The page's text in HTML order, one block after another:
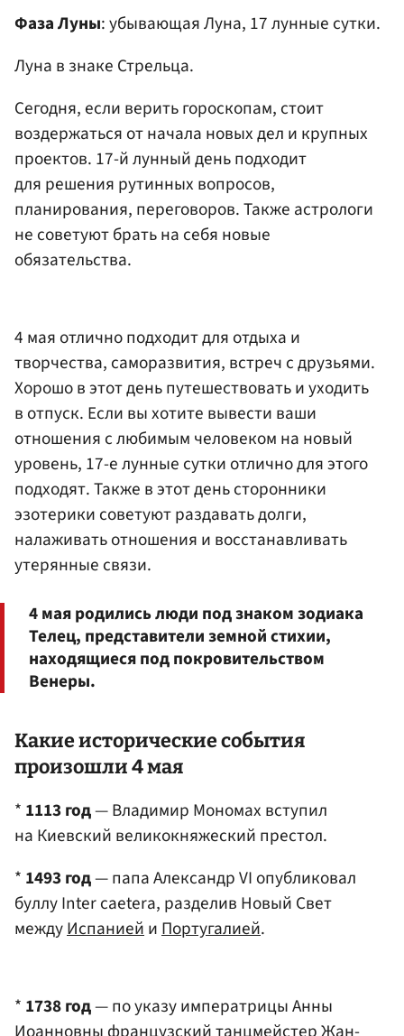
Фаза Луны: убывающая Луна, 17 лунные сутки.
Луна в знаке Стрельца.
Сегодня, если верить гороскопам, стоит
воздержаться от начала новых дел и крупных
проектов. 17-й лунный день подходит
для решения рутинных вопросов,
планирования, переговоров. Также астрологи
не советуют брать на себя новые
обязательства.
4 мая отлично подходит для отдыха и
творчества, саморазвития, встреч с друзьями.
Хорошо в этот день путешествовать и уходить
в отпуск. Если вы хотите вывести ваши
отношения с любимым человеком на новый
уровень, 17-е лунные сутки отлично для этого
подходят. Также в этот день сторонники
эзотерики советуют раздавать долги,
налаживать отношения и восстанавливать
утерянные связи.
4 мая родились люди под знаком зодиака
Телец, представители земной стихии,
находящиеся под покровительством
Венеры.
Какие исторические события
произошли 4 мая
* 1113 год— Владимир Мономах вступил
на Киевский великокняжеский престол.
* 1493 год— папа Александр VI опубликовал
буллу Inter caetera, разделив Новый Свет
междуИспаниейиПортугалией.
* 1738 год— по указу императрицы Анны